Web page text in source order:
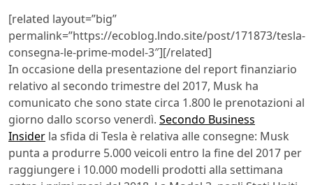
[related layout=”big”
permalink=”https://ecoblog.lndo.site/post/171873/tesla-
consegna-le-prime-model-3″][/related]
In occasione della presentazione del report finanziario
relativo al secondo trimestre del 2017, Musk ha
comunicato che sono state circa 1.800 le prenotazioni al
giorno dallo scorso venerdì. Secondo Business
Insider la sfida di Tesla è relativa alle consegne: Musk
punta a produrre 5.000 veicoli entro la fine del 2017 per
raggiungere i 10.000 modelli prodotti alla settimana